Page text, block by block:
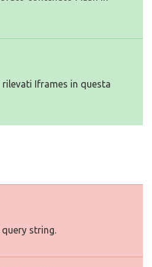
Iframes in questa
string.